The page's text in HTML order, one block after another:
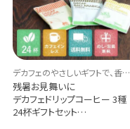
デカフェのやさしいギフトで、香り
豊かなじかんを贈ろう。
残暑お見舞いに
デカフェドリップコーヒー 3種
24杯ギフトセット